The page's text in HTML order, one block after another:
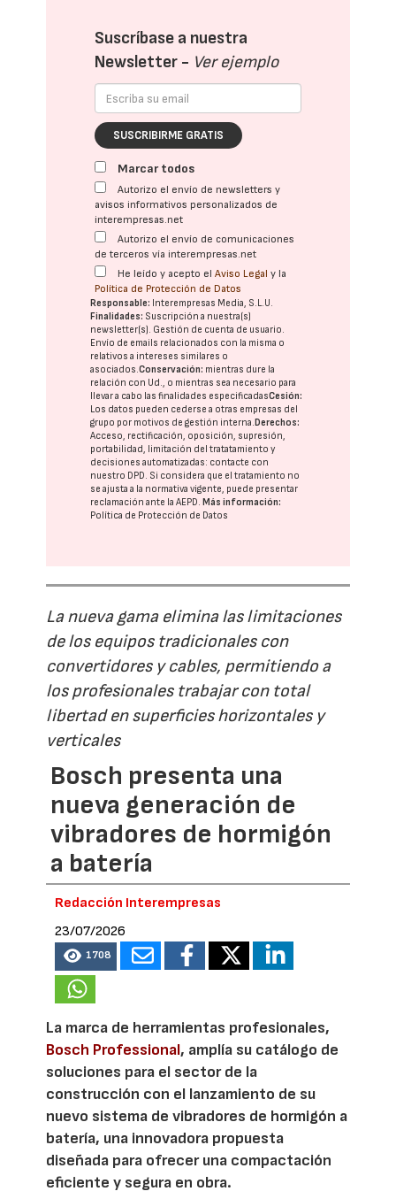
Suscríbase a nuestra
Newsletter - Ver ejemplo
SUSCRIBIRME GRATIS
Marcar todos
Autorizo el envío de newsletters y
avisos informativos personalizados de
interempresas.net
Autorizo el envío de comunicaciones
de terceros vía interempresas.net
He leído y acepto elAviso Legal y la
Política de Protección de Datos
Responsable: Interempresas Media, S.L.U.
Finalidades: Suscripción a nuestra(s)
newsletter(s). Gestión de cuenta de usuario.
Envío de emails relacionados con la misma o
relativos a intereses similares o
asociados.Conservación: mientras dure la
relación con Ud., o mientras sea necesario para
llevar a cabo las finalidades especificadasCesión:
Los datos pueden cederse a otras empresas del
grupo por motivos de gestión interna.Derechos:
Acceso, rectificación, oposición, supresión,
portabilidad, limitación del tratatamiento y
decisiones automatizadas: contacte con
nuestro DPD. Si considera que el tratamiento no
se ajusta a la normativa vigente, puede presentar
reclamación ante laAEPD.Más información:
Política de Protección de Datos
La nueva gama elimina las limitaciones
de los equipos tradicionales con
convertidores y cables, permitiendo a
los profesionales trabajar con total
libertad en superficies horizontales y
verticales
Bosch presenta una
nueva generación de
vibradores de hormigón
a batería
Redacción Interempresas
23/07/2026
1708
La marca de herramientas profesionales,
Bosch Professional, amplía su catálogo de
soluciones para el sector de la
construcción con el lanzamiento de su
nuevo sistema de vibradores de hormigón a
batería, una innovadora propuesta
diseñada para ofrecer una compactación
eficiente y segura en obra.